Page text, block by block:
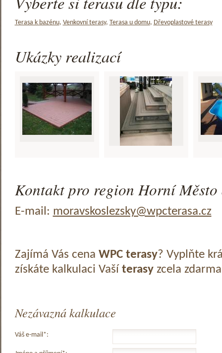
Terasa k bazénu, Venkovní terasy, Terasa u domu, Dřevoplastové terasy
Ukázky realizací
Kontakt pro region Horní
E-mail: moravskoslezsky@wpcterasa.cz
Zajímá Vás cena WPC terasy? Vyplňte
získáte kalkulaci Vaší terasyzcela
Nezávazná kalkulace
Váš e-mail*: